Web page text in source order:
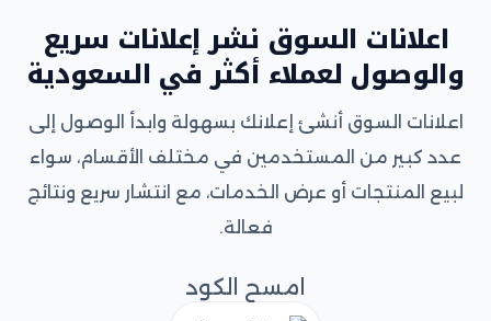
اعلانات السوق نشر إعلانات سريع
والوصول لعملاء أكثر في السعودية
اعلانات السوق أنشئ إعلانك بسهولة وابدأ الوصول إلى
عدد كبير من المستخدمين في مختلف الأقسام، سواء
لبيع المنتجات أو عرض الخدمات، مع انتشار سريع ونتائج
فعالة.
امسح الكود